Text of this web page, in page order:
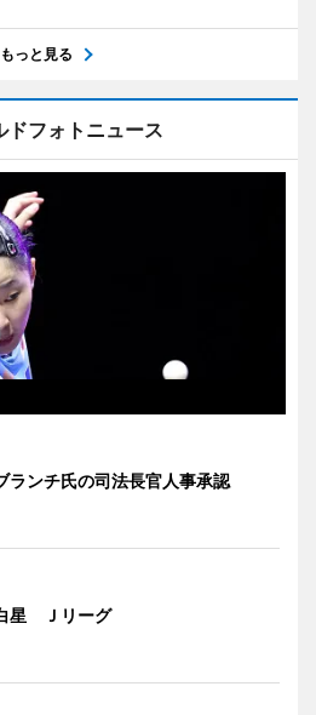
もっと見る
ドフォトニュース
ランチ氏の司法長官人事承認
星 Ｊリーグ